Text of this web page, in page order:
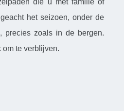
die u met familie of
het seizoen, onder de
precies zoals in de bergen.
om te verblijven.